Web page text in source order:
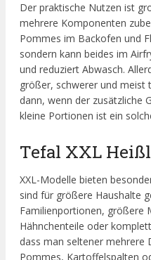
Der praktische Nutzen ist
mehrere Komponenten
Pommes im Backofen und
sondern kann beides im
und reduziert Abwasch.
größer, schwerer und meist
dann, wenn der zusätzliche
kleine Portionen ist ein
Tefal XXL
XXL-Modelle bieten
sind für größere Haushalte
Familienportionen, größere
Hähnchenteile oder
dass man seltener mehrere
Pommes, Kartoffelspalten